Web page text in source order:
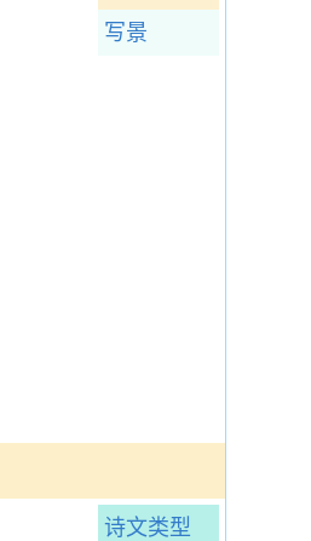
写景
诗文类型